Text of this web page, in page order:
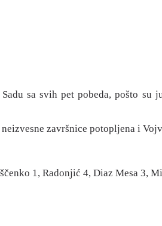
sa svih pet pobeda, pošto su
završnice potopljena i
1, Radonjić 4, Diaz Mesa 3,